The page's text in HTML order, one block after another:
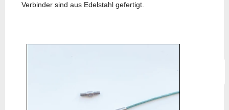
Verbinder sind aus Edelstahl gefertigt.